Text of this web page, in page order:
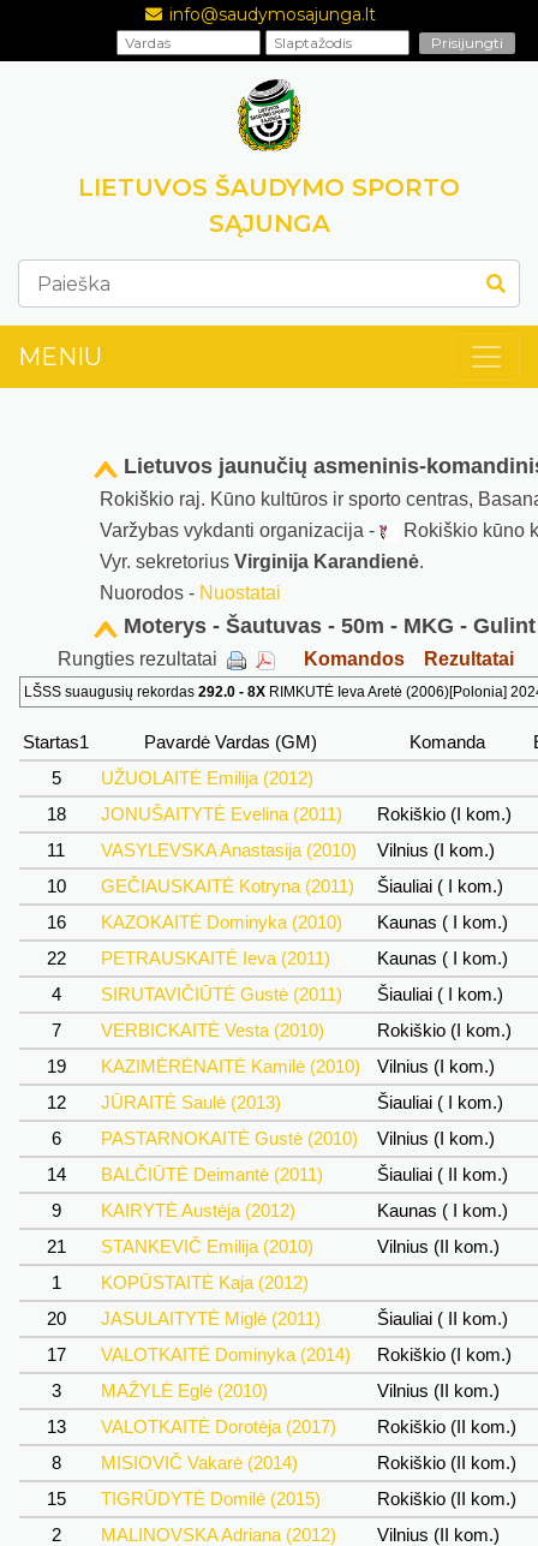
info@saudymosajunga.lt
LIETUVOS ŠAUDYMO SPORTO
SĄJUNGA
MENIU
Lietuvos jaunučių asmeninis-
Rokiškio raj. Kūno kultūros ir sporto centras,
Varžybas vykdanti organizacija -
Rokiškio kūno
Vyr. sekretorius Virginija Karandienė.
Nuorodos - Nuostatai
Moterys - Šautuvas - 50m - MKG -
Rungties rezultatai Komandos Rezultatai
LŠSS suaugusių rekordas 292.0 - 8X RIMKUTĖ Ieva Aretė (2006)[Polonia]
Startas1 Pavardė Vardas (GM) Komanda
5
UŽUOLAITĖ Emilija (2012)
18
JONUŠAITYTĖ Evelina (2011)
Rokiškio (I kom.)
11
VASYLEVSKA Anastasija (2010)
Vilnius (I kom.)
10
GEČIAUSKAITĖ Kotryna (2011)
Šiauliai ( I kom.)
16
KAZOKAITĖ Dominyka (2010)
Kaunas ( I kom.)
22
PETRAUSKAITĖ Ieva (2011)
Kaunas ( I kom.)
4
SIRUTAVIČIŪTĖ Gustė (2011)
Šiauliai ( I kom.)
7
VERBICKAITĖ Vesta (2010)
Rokiškio (I kom.)
19
KAZIMĖRĖNAITĖ Kamilė (2010)
Vilnius (I kom.)
12
JŪRAITĖ Saulė (2013)
Šiauliai ( I kom.)
6
PASTARNOKAITĖ Gustė (2010)
Vilnius (I kom.)
14
BALČIŪTĖ Deimantė (2011)
Šiauliai ( II kom.)
9
KAIRYTĖ Austėja (2012)
Kaunas ( I kom.)
21
STANKEVIČ Emilija (2010)
Vilnius (II kom.)
1
KOPŪSTAITĖ Kaja (2012)
20
JASULAITYTĖ Miglė (2011)
Šiauliai ( II kom.)
17
VALOTKAITĖ Dominyka (2014)
Rokiškio (I kom.)
3
MAŽYLĖ Eglė (2010)
Vilnius (II kom.)
13
VALOTKAITĖ Dorotėja (2017)
Rokiškio (II kom.)
8
MISIOVIČ Vakarė (2014)
Rokiškio (II kom.)
15
TIGRŪDYTĖ Domilė (2015)
Rokiškio (II kom.)
2
MALINOVSKA Adriana (2012)
Vilnius (II kom.)